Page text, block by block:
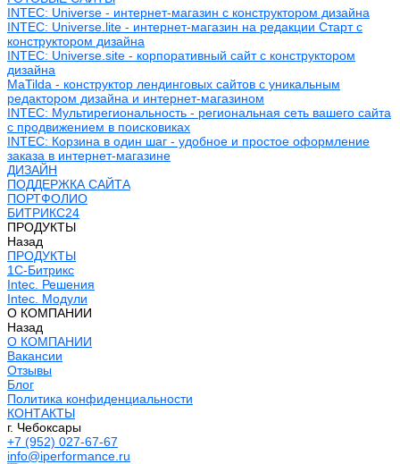
INTEC: Universe - интернет-магазин с конструктором дизайна
INTEC: Universe.lite - интернет-магазин на редакции Старт с
конструктором дизайна
INTEC: Universe.site - корпоративный сайт с конструктором
дизайна
MaTilda - конструктор лендинговых сайтов с уникальным
редактором дизайна и интернет-магазином
INTEC: Мультирегиональность - региональная сеть вашего сайта
с продвижением в поисковиках
INTEC: Корзина в один шаг - удобное и простое оформление
заказа в интернет-магазине
ДИЗАЙН
ПОДДЕРЖКА САЙТА
ПОРТФОЛИО
БИТРИКС24
ПРОДУКТЫ
Назад
ПРОДУКТЫ
1С-Битрикс
Intec. Решения
Intec. Модули
О КОМПАНИИ
Назад
О КОМПАНИИ
Вакансии
Отзывы
Блог
Политика конфиденциальности
КОНТАКТЫ
г. Чебоксары
+7 (952) 027-67-67
info@iperformance.ru